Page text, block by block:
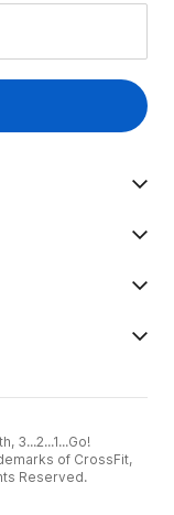
3...2...1...Go!
of CrossFit,
Reserved.